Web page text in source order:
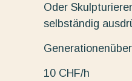
Oder
selbständig
10 CHF/h